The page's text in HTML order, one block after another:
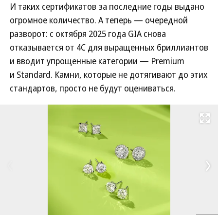
И таких сертификатов за последние годы выдано
огромное количество. А теперь — очередной
разворот: с октября 2025 года GIA снова
отказывается от 4С для выращенных бриллиантов
и вводит упрощенные категории — Premium
и Standard. Камни, которые не дотягивают до этих
стандартов, просто не будут оцениваться.
Развернуть